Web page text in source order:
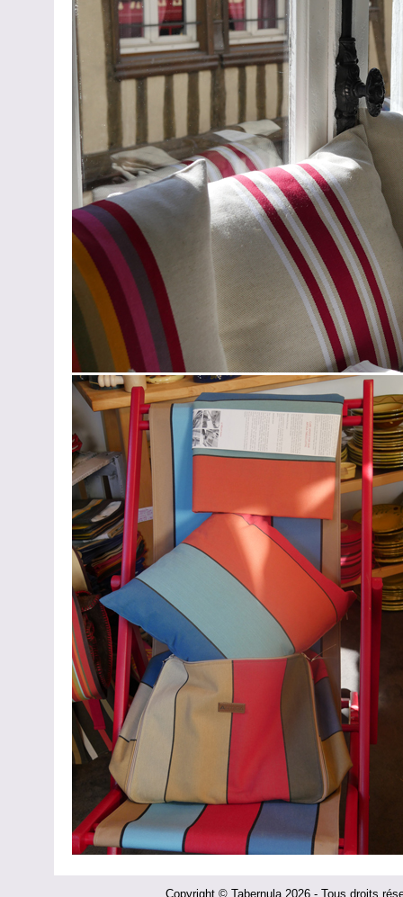
Copyright © Tabernula 2026 - Tous droits